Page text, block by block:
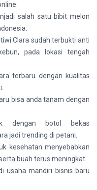
salah satu bibit melon
Clara sudah terbukti anti
pada lokasi tengah
terbaru dengan kualitas
bisa anda tanam dengan
dengan botol bekas
jadi trending di petani.
kesehatan menyebabkan
buah terus meningkat.
usaha mandiri bisnis baru